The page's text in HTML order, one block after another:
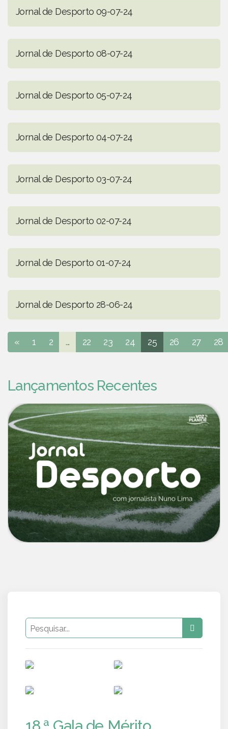
Jornal de Desporto 09-07-24
Jornal de Desporto 08-07-24
Jornal de Desporto 05-07-24
Jornal de Desporto 04-07-24
Jornal de Desporto 03-07-24
Jornal de Desporto 02-07-24
Jornal de Desporto 01-07-24
Jornal de Desporto 28-06-24
« 1 2 ... 22 23 24 25 26 27 28
Lançamentos Recentes